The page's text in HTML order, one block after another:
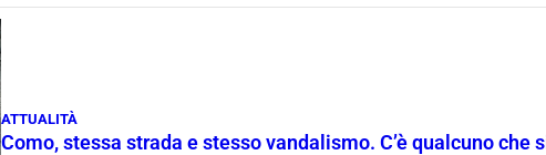
ATTUALITÀ
Como, stessa strada e stesso vandalismo. C’è qualcuno che